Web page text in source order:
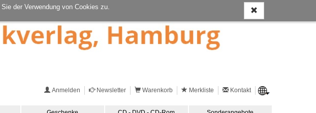
der Verwendung von Cookies zu.
Anmelden Newsletter Warenkorb Merkliste Kontakt